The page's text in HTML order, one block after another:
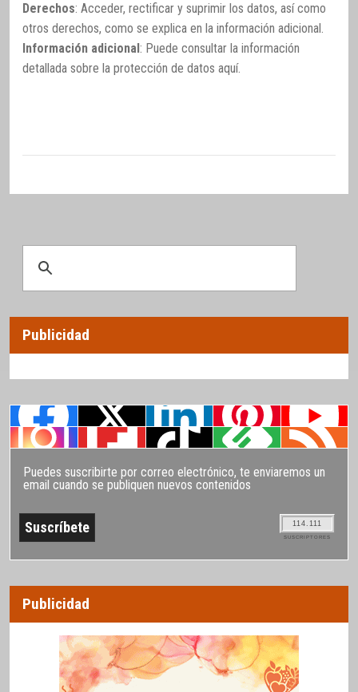
Derechos: Acceder, rectificar y suprimir los datos, así como
otros derechos, como se explica en la información adicional.
Información adicional: Puede consultar la información
detallada sobre la protección de datos aquí.
Publicidad
Puedes suscribirte por correo electrónico, te enviaremos un
email cuando se publiquen nuevos contenidos
114.111
SUSCRIPTORES
Publicidad